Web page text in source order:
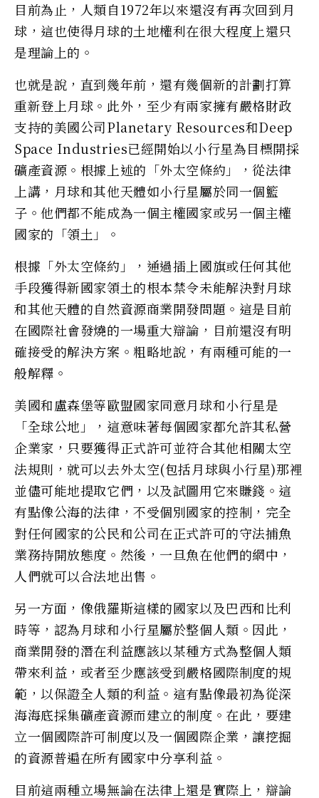
目前為止，人類自1972年以來還沒有再次回到月
球，這也使得月球的土地權利在很大程度上還只
是理論上的。
也就是說，直到幾年前，還有幾個新的計劃打算
重新登上月球。此外，至少有兩家擁有嚴格財政
支持的美國公司Planetary Resources和Deep
Space Industries已經開始以小行星為目標開採
礦產資源。根據上述的「外太空條約」，從法律
上講，月球和其他天體如小行星屬於同一個籃
子。他們都不能成為一個主權國家或另一個主權
國家的「領土」。
根據「外太空條約」，通過插上國旗或任何其他
手段獲得新國家領土的根本禁令未能解決對月球
和其他天體的自然資源商業開發問題。這是目前
在國際社會發燒的一場重大辯論，目前還沒有明
確接受的解決方案。粗略地說，有兩種可能的一
般解釋。
美國和盧森堡等歐盟國家同意月球和小行星是
「全球公地」，這意味著每個國家都允許其私營
企業家，只要獲得正式許可並符合其他相關太空
法規則，就可以去外太空(包括月球與小行星)那裡
並儘可能地提取它們，以及試圖用它來賺錢。這
有點像公海的法律，不受個別國家的控制，完全
對任何國家的公民和公司在正式許可的守法捕魚
業務持開放態度。然後，一旦魚在他們的網中，
人們就可以合法地出售。
另一方面，像俄羅斯這樣的國家以及巴西和比利
時等，認為月球和小行星屬於整個人類。因此，
商業開發的潛在利益應該以某種方式為整個人類
帶來利益，或者至少應該受到嚴格國際制度的規
範，以保證全人類的利益。這有點像最初為從深
海海底採集礦產資源而建立的制度。在此，要建
立一個國際許可制度以及一個國際企業，讓挖掘
的資源普遍在所有國家中分享利益。
目前這兩種立場無論在法律上還是實際上，辯論